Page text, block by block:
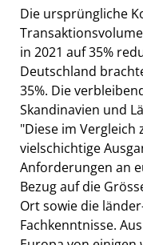
Die ursprüngliche
in 2021 auf 35%
Deutschland
35%. Die
Skandinavien und
"Diese im Vergleich
vielschichtige
Anforderungen an
Bezug auf die
Ort sowie die
Fachkenntnisse.